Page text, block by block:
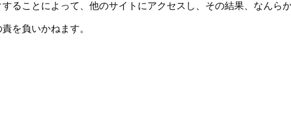
ることによって、他のサイトにアクセスし、その結果、なんら
を負いかねます。